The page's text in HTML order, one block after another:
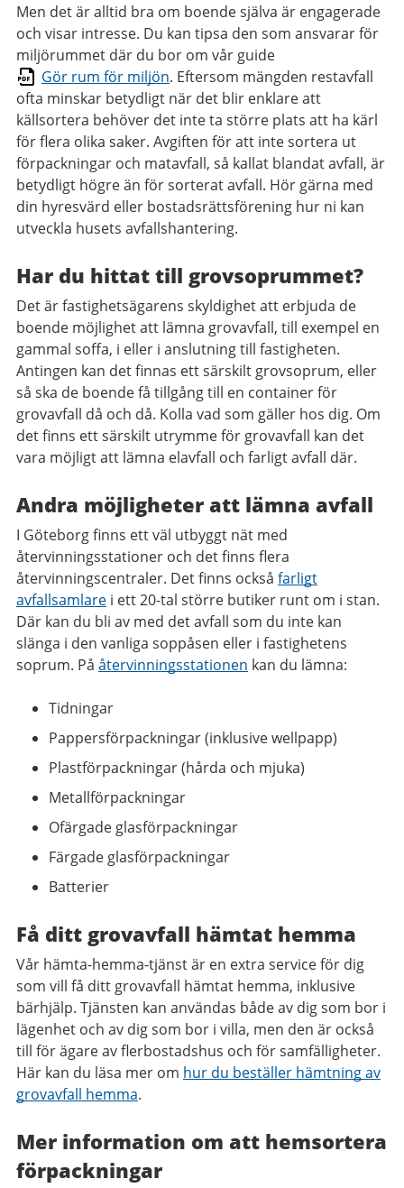
Men det är alltid bra om boende själva är engagerade
och visar intresse. Du kan tipsa den som ansvarar för
miljörummet där du bor om vår guide
Gör rum för miljön. Eftersom mängden restavfall
ofta minskar betydligt när det blir enklare att
källsortera behöver det inte ta större plats att ha kärl
för flera olika saker. Avgiften för att inte sortera ut
förpackningar och matavfall, så kallat blandat avfall, är
betydligt högre än för sorterat avfall. Hör gärna med
din hyresvärd eller bostadsrättsförening hur ni kan
utveckla husets avfallshantering.
Har du hittat till grovsoprummet?
Det är fastighetsägarens skyldighet att erbjuda de
boende möjlighet att lämna grovavfall, till exempel en
gammal soffa, i eller i anslutning till fastigheten.
Antingen kan det finnas ett särskilt grovsoprum, eller
så ska de boende få tillgång till en container för
grovavfall då och då. Kolla vad som gäller hos dig. Om
det finns ett särskilt utrymme för grovavfall kan det
vara möjligt att lämna elavfall och farligt avfall där.
Andra möjligheter att lämna avfall
I Göteborg finns ett väl utbyggt nät med
återvinningsstationer och det finns flera
återvinningscentraler. Det finns också farligt
avfallsamlare i ett 20-tal större butiker runt om i stan.
Där kan du bli av med det avfall som du inte kan
slänga i den vanliga soppåsen eller i fastighetens
soprum. På återvinningsstationen kan du lämna:
Tidningar
Pappersförpackningar (inklusive wellpapp)
Plastförpackningar (hårda och mjuka)
Metallförpackningar
Ofärgade glasförpackningar
Färgade glasförpackningar
Batterier
Få ditt grovavfall hämtat hemma
Vår hämta-hemma-tjänst är en extra service för dig
som vill få ditt grovavfall hämtat hemma, inklusive
bärhjälp. Tjänsten kan användas både av dig som bor i
lägenhet och av dig som bor i villa, men den är också
till för ägare av flerbostadshus och för samfälligheter.
Här kan du läsa mer om hur du beställer hämtning av
grovavfall hemma.
Mer information om att hemsortera
förpackningar